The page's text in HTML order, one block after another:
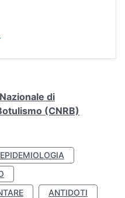
di
(CNRB)
EPIDEMIOLOGIA
ANTIDOTI